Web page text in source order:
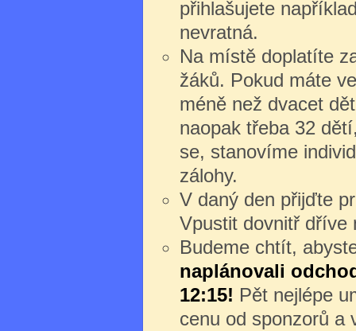
přihlašujete
nevratná.
Na místě doplatíte
žáků. Pokud máte
méně než dvacet
naopak třeba 32
se, stanovíme
zálohy.
V daný den přijďte
Vpustit dovnitř dříve
Budeme chtít,
naplánovali
12:15! Pět nejlépe
cenu od sponzorů a